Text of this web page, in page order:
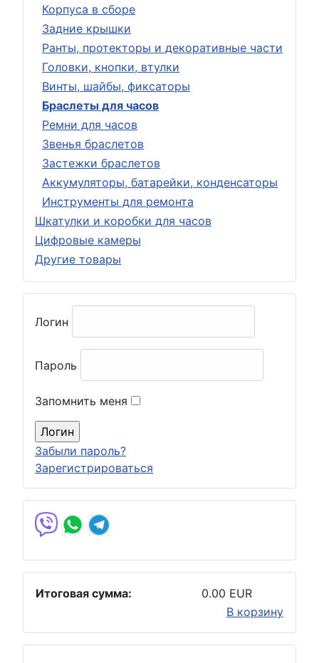
Корпуса в сборе
Задние крышки
Ранты, протекторы и декоративные части
Головки, кнопки, втулки
Винты, шайбы, фиксаторы
Браслеты для часов
Ремни для часов
Звенья браслетов
Застежки браслетов
Аккумуляторы, батарейки, конденсаторы
Инструменты для ремонта
Шкатулки и коробки для часов
Цифровые камеры
Другие товары
Логин
Пароль
Запомнить меня
Забыли пароль?
Зарегистрироваться
Итоговая сумма:
0.00 EUR
В корзину